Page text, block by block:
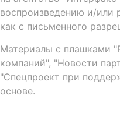
воспроизведению и/или
как с письменного
Материалы с плашками
компаний", "Новости
"Спецпроект при
основе.